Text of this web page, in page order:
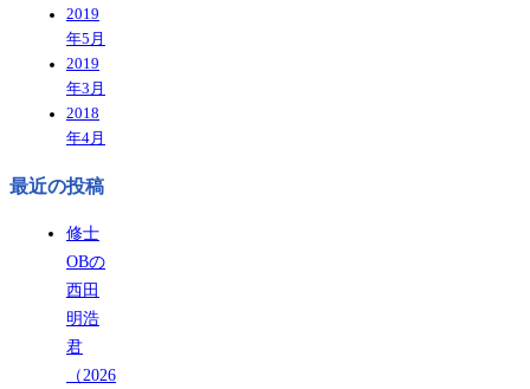
2019
年5月
2019
年3月
2018
年4月
最近の投稿
修士
OBの
西田
明浩
君
（2026